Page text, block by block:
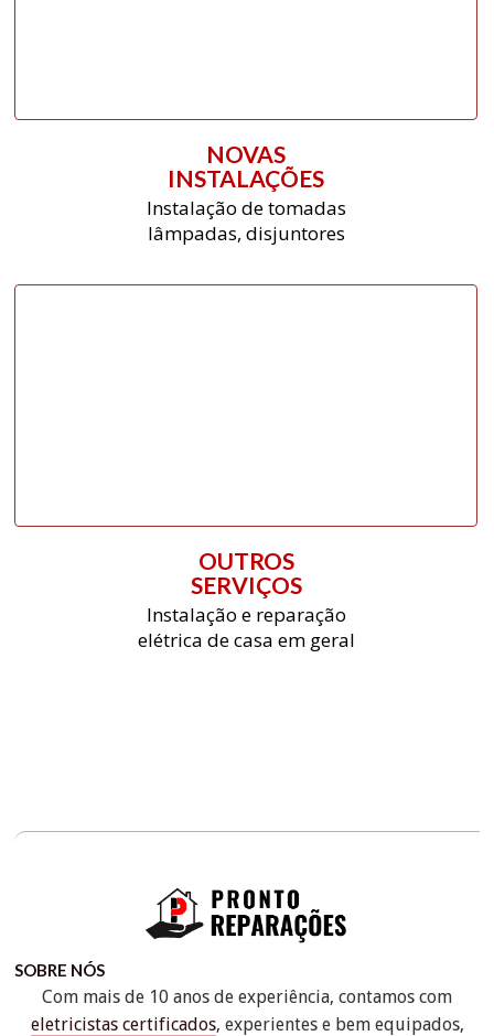
NOVAS
INSTALAÇÕES
Instalação de tomadas
lâmpadas, disjuntores
OUTROS
SERVIÇOS
Instalação e reparação
elétrica de casa em geral
SOBRE NÓS
Com mais de 10 anos de experiência, contamos com
eletricistas certificados, experientes e bem equipados,